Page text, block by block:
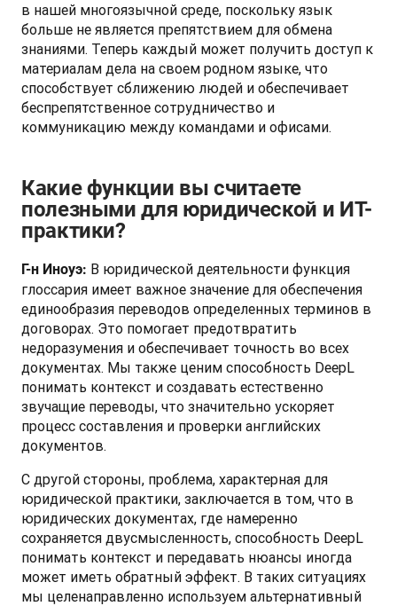
в нашей многоязычной среде, поскольку язык
больше не является препятствием для обмена
знаниями. Теперь каждый может получить доступ к
материалам дела на своем родном языке, что
способствует сближению людей и обеспечивает
беспрепятственное сотрудничество и
коммуникацию между командами и офисами.
Какие функции вы считаете
полезными для юридической и ИТ-
практики?
Г-н Иноуэ: В юридической деятельности функция
глоссария имеет важное значение для обеспечения
единообразия переводов определенных терминов в
договорах. Это помогает предотвратить
недоразумения и обеспечивает точность во всех
документах. Мы также ценим способность DeepL
понимать контекст и создавать естественно
звучащие переводы, что значительно ускоряет
процесс составления и проверки английских
документов.
С другой стороны, проблема, характерная для
юридической практики, заключается в том, что в
юридических документах, где намеренно
сохраняется двусмысленность, способность DeepL
понимать контекст и передавать нюансы иногда
может иметь обратный эффект. В таких ситуациях
мы целенаправленно используем альтернативный